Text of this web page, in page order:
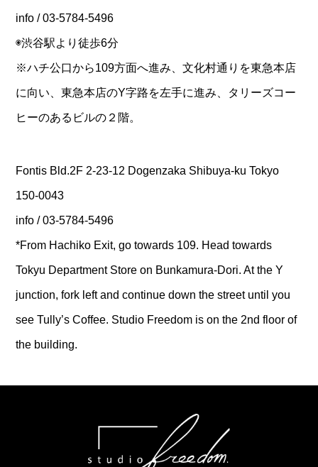
info / 03-5784-5496
◉渋谷駅より徒歩6分
※ハチ公口から109方面へ進み、文化村通りを東急本店
に向い、東急本店のY字路を左手に進み、タリーズコー
ヒーのあるビルの２階。
Fontis Bld.2F 2-23-12 Dogenzaka Shibuya-ku Tokyo
150-0043
info / 03-5784-5496
*From Hachiko Exit, go towards 109. Head towards
Tokyu Department Store on Bunkamura-Dori. At the Y
junction, fork left and continue down the street until you
see Tully’s Coffee. Studio Freedom is on the 2nd floor of
the building.